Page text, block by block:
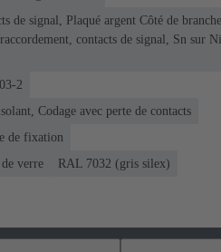
de signal, Plaqué argent Côté de
contacts de signal, Sn sur
2
Codage avec perte de contacts
de fixation
verre
RAL 7032 (gris silex)